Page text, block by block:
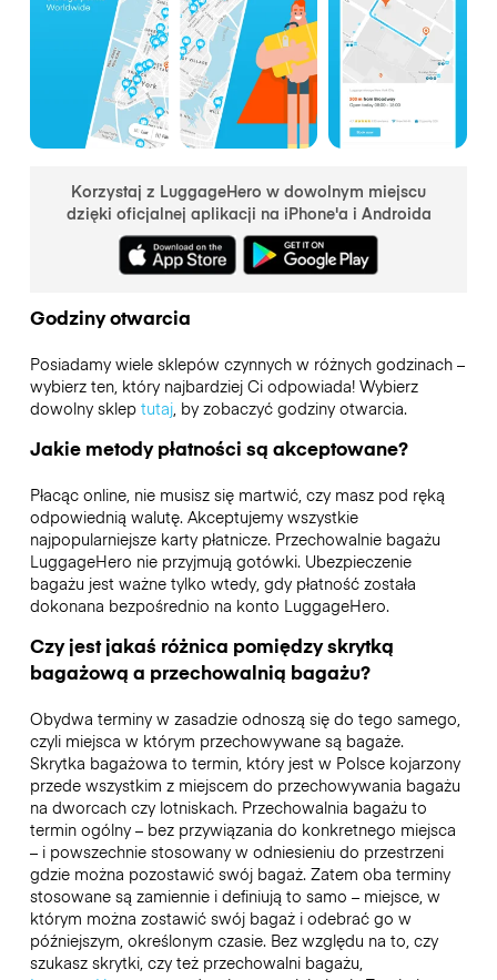
Korzystaj z LuggageHero w dowolnym miejscu
dzięki oficjalnej aplikacji na iPhone'a i Androida
Godziny otwarcia
Posiadamy wiele sklepów czynnych w różnych godzinach –
wybierz ten, który najbardziej Ci odpowiada! Wybierz
dowolny sklep tutaj, by zobaczyć godziny otwarcia.
Jakie metody płatności są akceptowane?
Płacąc online, nie musisz się martwić, czy masz pod ręką
odpowiednią walutę. Akceptujemy wszystkie
najpopularniejsze karty płatnicze. Przechowalnie bagażu
LuggageHero nie przyjmują gotówki. Ubezpieczenie
bagażu jest ważne tylko wtedy, gdy płatność została
dokonana bezpośrednio na konto LuggageHero.
Czy jest jakaś różnica pomiędzy skrytką
bagażową a przechowalnią bagażu?
Obydwa terminy w zasadzie odnoszą się do tego samego,
czyli miejsca w którym przechowywane są bagaże.
Skrytka bagażowa to termin, który jest w Polsce kojarzony
przede wszystkim z miejscem do przechowywania bagażu
na dworcach czy lotniskach. Przechowalnia bagażu to
termin ogólny – bez przywiązania do konkretnego miejsca
– i powszechnie stosowany w odniesieniu do przestrzeni
gdzie można pozostawić swój bagaż. Zatem oba terminy
stosowane są zamiennie i definiują to samo – miejsce, w
którym można zostawić swój bagaż i odebrać go w
późniejszym, określonym czasie. Bez względu na to, czy
szukasz skrytki, czy też przechowalni bagażu,